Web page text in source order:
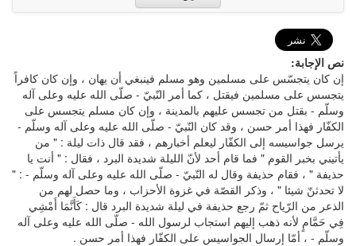
نص الإجابة:
إن كان يتجسّس على مسلمين وهو مسلم فينبغي أن يهان ، وإن كان كافراً
يتجسس على مسلمين فيقتل ، كما أمر النّبيّ - صلّى الله عليه وعلى آله
وسلّم - بقتل من تجسس عليهم بالمدينة ، وإن كان مسلم يتجسس على
الكفّار فهذا أمر حسن ، وقد كان النّبيّ - صلّى الله عليه وعلى آله وسلّم -
يرسل جواسيسه إلى الكفّار ليعلم أخبارهم ، فقد قال ذات ليلة : " من
يأتيني بخبر القوم " فما قام أحد لأنّ الليلة شديدة البرد ، فقال : " أنت يا
حذيفة " ، فقام حذيفة وقال له النّبيّ - صلّى الله عليه وعلى آله وسلّم - : "
لا تحدثنّ شيئا " ، وذكر القصّة في غزوة الأحزاب ، وما حصل لهم من
الذعر من الرّياح ثمّ رجع حذيفة في ليلة شديدة البرد قال : كَأَنَّمَا أَمْشِي
فِي حَمَّامٍ لأنه ذهب إليهم استجاب لرسول الله - صلّى الله عليه وعلى آله
وسلّم - ، أمّا إرسال الجواسيس على الكفّار فهذا أمر حسن .